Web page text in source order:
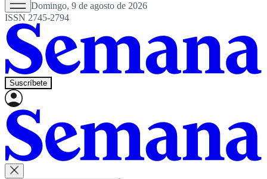
Domingo, 9 de agosto de 2026
ISSN 2745-2794
Suscríbete